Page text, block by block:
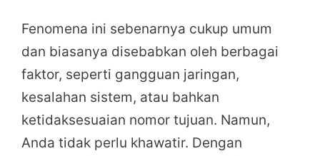
Fenomena ini sebenarnya cukup umum
dan biasanya disebabkan oleh berbagai
faktor, seperti gangguan jaringan,
kesalahan sistem, atau bahkan
ketidaksesuaian nomor tujuan. Namun,
Anda tidak perlu khawatir. Dengan